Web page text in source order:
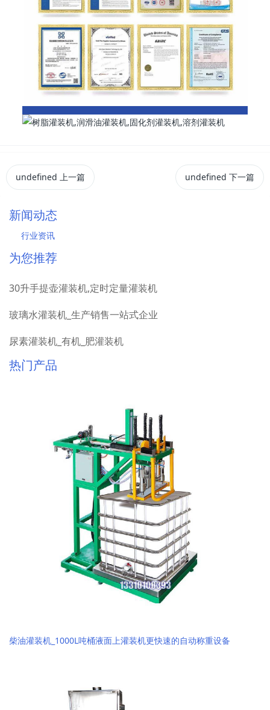
undefined 上一篇 undefined 下一篇
新闻动态
行业资讯
为您推荐
30升手提壶灌装机,定时定量灌装机
玻璃水灌装机_生产销售一站式企业
尿素灌装机_有机_肥灌装机
热门产品
柴油灌装机_1000L吨桶液面上灌装机更快速的自动称重设备